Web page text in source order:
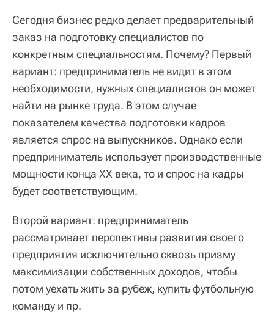
Сегодня бизнес редко делает предварительный
заказ на подготовку специалистов по
конкретным специальностям. Почему? Первый
вариант: предприниматель не видит в этом
необходимости, нужных специалистов он может
найти на рынке труда. В этом случае
показателем качества подготовки кадров
является спрос на выпускников. Однако если
предприниматель использует производственные
мощности конца ХХ века, то и спрос на кадры
будет соответствующим.
Второй вариант: предприниматель
рассматривает перспективы развития своего
предприятия исключительно сквозь призму
максимизации собственных доходов, чтобы
потом уехать жить за рубеж, купить футбольную
команду и пр.